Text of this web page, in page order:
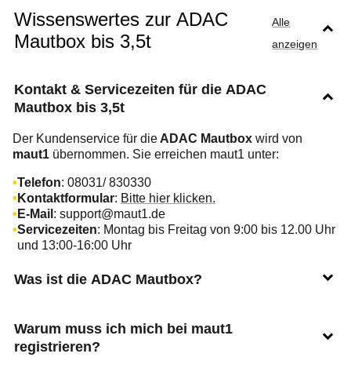
Wissenswertes zur ADAC
Mautbox bis 3,5t
Alle
anzeigen
Kontakt & Servicezeiten für die ADAC
Mautbox bis 3,5t
Der Kundenservice für die ADAC Mautbox wird von
maut1 übernommen. Sie erreichen maut1 unter:
Telefon: 08031/ 830330
Kontaktformular: Bitte hier klicken.
E-Mail : support@maut1.de
Servicezeiten: Montag bis Freitag von 9:00 bis 12.00 Uhr
und 13:00-16:00 Uhr
Was ist die ADAC Mautbox?
Warum muss ich mich bei maut1
registrieren?